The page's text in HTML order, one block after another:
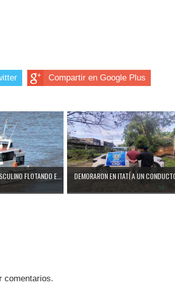
Compartir en Google Plus
FLOTANDO E... DEMORARON EN ITATÍ A UN
comentarios.